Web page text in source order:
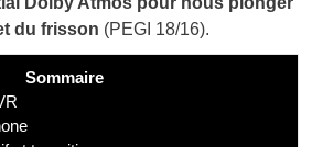
du frisson (PEGI 18/16).
Sommaire